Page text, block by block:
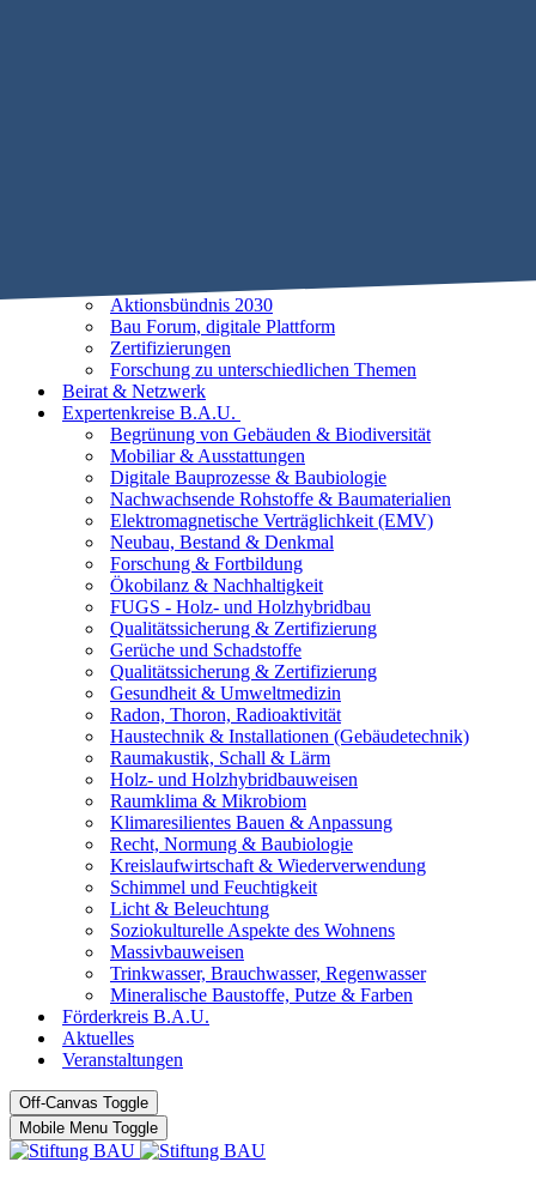
Aktionsbündnis 2030
Bau Forum, digitale Plattform
Zertifizierungen
Forschung zu unterschiedlichen Themen
Beirat & Netzwerk
Expertenkreise B.A.U.
Begrünung von Gebäuden & Biodiversität
Mobiliar & Ausstattungen
Digitale Bauprozesse & Baubiologie
Nachwachsende Rohstoffe & Baumaterialien
Elektromagnetische Verträglichkeit (EMV)
Neubau, Bestand & Denkmal
Forschung & Fortbildung
Ökobilanz & Nachhaltigkeit
FUGS - Holz- und Holzhybridbau
Qualitätssicherung & Zertifizierung
Gerüche und Schadstoffe
Qualitätssicherung & Zertifizierung
Gesundheit & Umweltmedizin
Radon, Thoron, Radioaktivität
Haustechnik & Installationen (Gebäudetechnik)
Raumakustik, Schall & Lärm
Holz- und Holzhybridbauweisen
Raumklima & Mikrobiom
Klimaresilientes Bauen & Anpassung
Recht, Normung & Baubiologie
Kreislaufwirtschaft & Wiederverwendung
Schimmel und Feuchtigkeit
Licht & Beleuchtung
Soziokulturelle Aspekte des Wohnens
Massivbauweisen
Trinkwasser, Brauchwasser, Regenwasser
Mineralische Baustoffe, Putze & Farben
Förderkreis B.A.U.
Aktuelles
Veranstaltungen
Off-Canvas Toggle
Mobile Menu Toggle